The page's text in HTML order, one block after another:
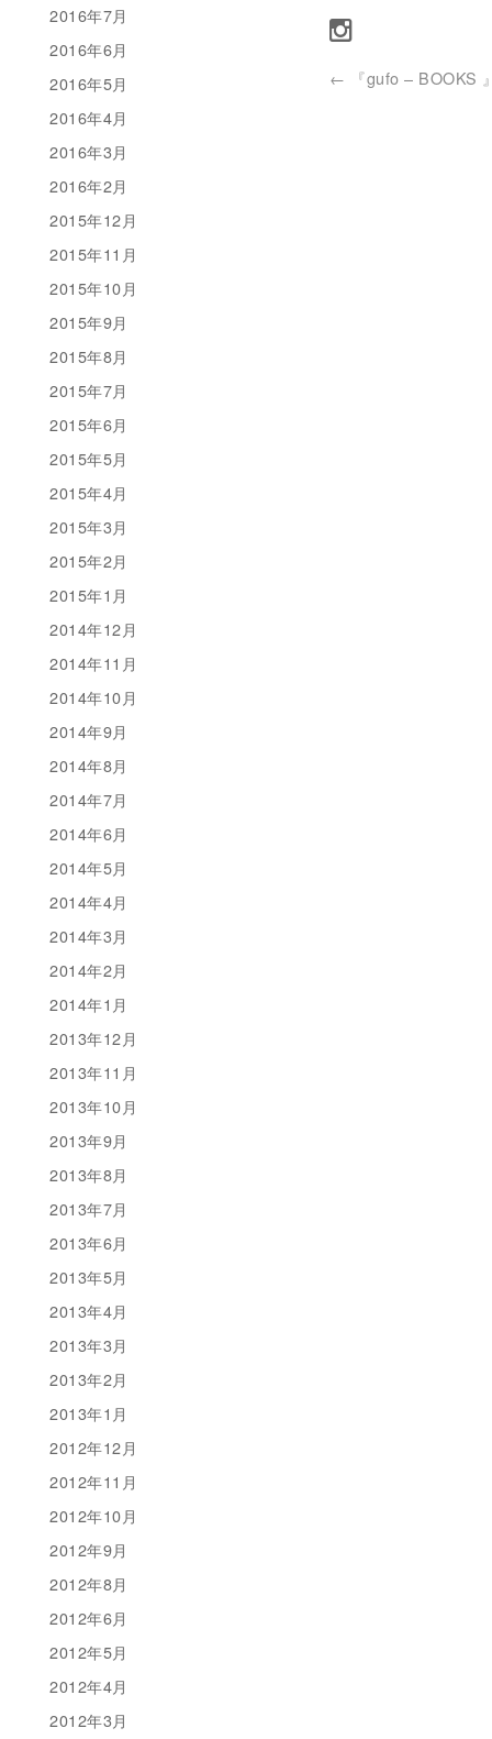
← 『gufo – BOOKS
2016年7月
2016年6月
2016年5月
2016年4月
2016年3月
2016年2月
2015年12月
2015年11月
2015年10月
2015年9月
2015年8月
2015年7月
2015年6月
2015年5月
2015年4月
2015年3月
2015年2月
2015年1月
2014年12月
2014年11月
2014年10月
2014年9月
2014年8月
2014年7月
2014年6月
2014年5月
2014年4月
2014年3月
2014年2月
2014年1月
2013年12月
2013年11月
2013年10月
2013年9月
2013年8月
2013年7月
2013年6月
2013年5月
2013年4月
2013年3月
2013年2月
2013年1月
2012年12月
2012年11月
2012年10月
2012年9月
2012年8月
2012年6月
2012年5月
2012年4月
2012年3月